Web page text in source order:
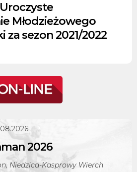
Młodzieżowego
za sezon 2021/2022
2026
Niedzica-Kasprowy Wierch